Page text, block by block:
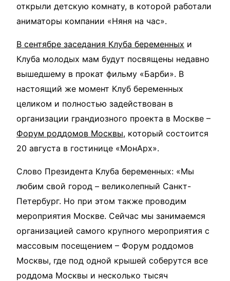
открыли детскую комнату, в которой работали
аниматоры компании «Няня на час».
В сентябре заседания Клуба беременных и
Клуба молодых мам будут посвящены недавно
вышедшему в прокат фильму «Барби». В
настоящий же момент Клуб беременных
целиком и полностью задействован в
организации грандиозного проекта в Москве –
Форум роддомов Москвы, который состоится
20 августа в гостинице «МонАрх».
Слово Президента Клуба беременных: «Мы
любим свой город – великолепный Санкт-
Петербург. Но при этом также проводим
мероприятия Москве. Сейчас мы занимаемся
организацией самого крупного мероприятия с
массовым посещением – Форум роддомов
Москвы, где под одной крышей соберутся все
роддома Москвы и несколько тысяч